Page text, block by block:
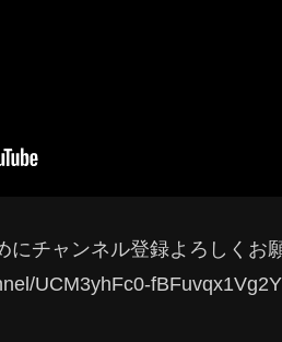
チャンネル登録よろしくお
UCM3yhFc0-